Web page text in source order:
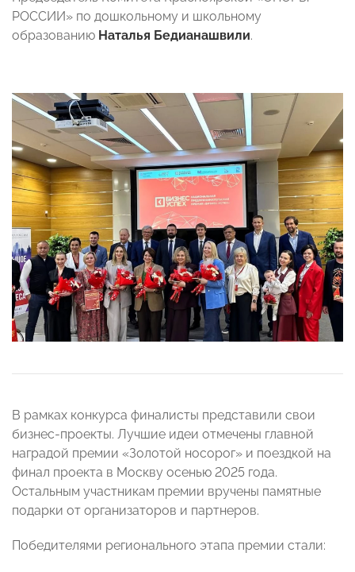
РОССИИ» по дошкольному и школьному
образованию Наталья Бедианашвили.
В рамках конкурса финалисты представили свои
бизнес-проекты. Лучшие идеи отмечены главной
наградой премии «Золотой носорог» и поездкой на
финал проекта в Москву осенью 2025 года.
Остальным участникам премии вручены памятные
подарки от организаторов и партнеров.
Победителями регионального этапа премии стали: